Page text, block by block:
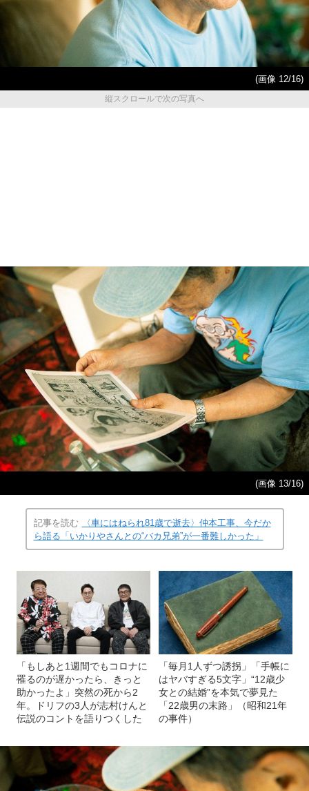
(画像 12/16)
縦スクロールで次の写真へ
(画像 13/16)
記事を読む
〈車にはねられ81歳で逝去〉仲本工事、今だか
ら語る「いかりやさんとの“バカ兄弟”が一番難しかった」
「もしあと1週間でもコロナに
罹るのが遅かったら、きっと
助かったよ」突然の死から2
年。ドリフの3人が志村けんと
伝説のコントを語りつくした
「毎月1人ずつ誘拐」「手帳に
はヤバすぎる5文字」“12歳少
女との結婚”を本気で夢見た
「22歳男の末路」（昭和21年
の事件）